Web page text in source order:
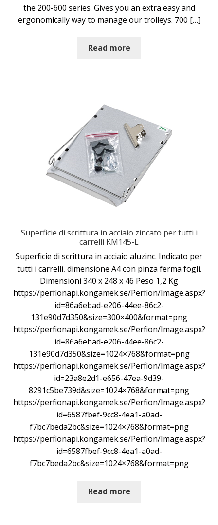
the 200-600 series. Gives you an extra easy and
ergonomically way to manage our trolleys. 700 […]
Read more
Superficie di scrittura in acciaio zincato per tutti i
carrelli KM145-L
Superficie di scrittura in acciaio aluzinc. Indicato per
tutti i carrelli, dimensione A4 con pinza ferma fogli.
Dimensioni 340 x 248 x 46 Peso 1,2 Kg
https://perfionapi.kongamek.se/Perfion/Image.aspx?
id=86a6ebad-e206-44ee-86c2-
131e90d7d350&size=300×400&format=png
https://perfionapi.kongamek.se/Perfion/Image.aspx?
id=86a6ebad-e206-44ee-86c2-
131e90d7d350&size=1024×768&format=png
https://perfionapi.kongamek.se/Perfion/Image.aspx?
id=23a8e2d1-e656-47ea-9d39-
8291c5be739d&size=1024×768&format=png
https://perfionapi.kongamek.se/Perfion/Image.aspx?
id=6587fbef-9cc8-4ea1-a0ad-
f7bc7beda2bc&size=1024×768&format=png
https://perfionapi.kongamek.se/Perfion/Image.aspx?
id=6587fbef-9cc8-4ea1-a0ad-
f7bc7beda2bc&size=1024×768&format=png
Read more